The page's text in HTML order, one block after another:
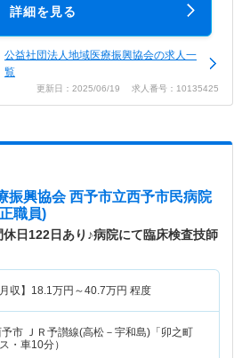
詳細を見る
公益社団法人地域医療振興協会の求人一
覧
更新日：2025/06/19 求人番号：10135425
振興協会 西予市立西予市民病院
職員)
休日122日あり♪病院にて臨床検査技師
収】 18.1 万円～40.7万円 程度
市
ＪＲ予讃線(高松－宇和島)「卯之町
・車10分）